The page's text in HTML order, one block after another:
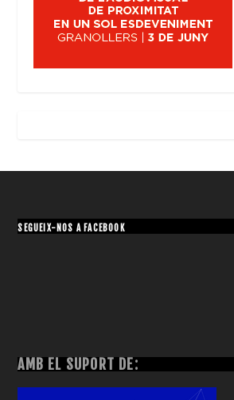
SEGUEIX-NOS A FACEBOOK
AMB EL SUPORT DE: